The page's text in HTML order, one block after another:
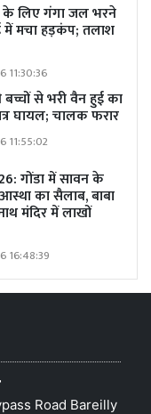
लिए गंगा जल भरने
में मचा हड़कंप; तलाश
11:30:36
से भरी वैन हुई का
घायल; चालक फरार
11:55:02
गोंडा में सावन के
का सैलाब, बाबा
मंदिर में लाखों
16:48:39
Road Bareilly